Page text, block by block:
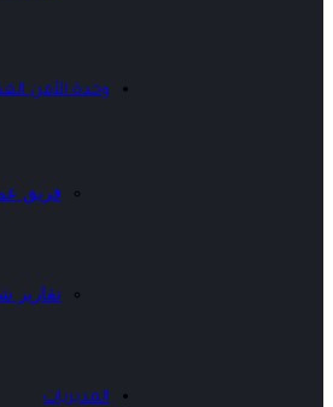
وحدة الأمن
فريق
تقارير
المديريات